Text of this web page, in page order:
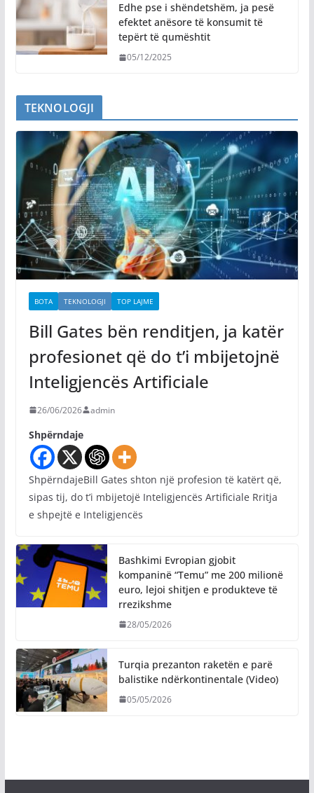
Edhe pse i shëndetshëm, ja pesë
efektet anësore të konsumit të
tepërt të qumështit
05/12/2025
TEKNOLOGJI
BOTA TEKNOLOGJI TOP LAJME
Bill Gates bën renditjen, ja katër
profesionet që do t’i mbijetojnë
Inteligjencës Artificiale
26/06/2026 admin
Shpërndaje
ShpërndajeBill Gates shton një profesion të katërt që,
sipas tij, do t’i mbijetojë Inteligjencës Artificiale Rritja
e shpejtë e Inteligjencës
Bashkimi Evropian gjobit
kompaninë “Temu” me 200 milionë
euro, lejoi shitjen e produkteve të
rrezikshme
28/05/2026
Turqia prezanton raketën e parë
balistike ndërkontinentale (Video)
05/05/2026